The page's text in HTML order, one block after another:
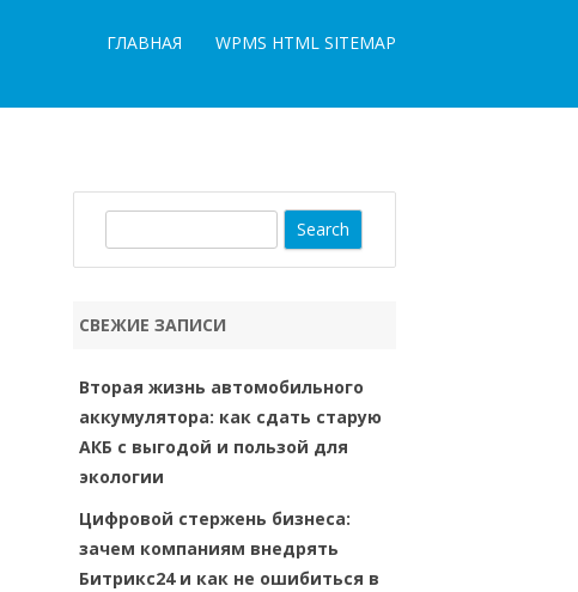
ГЛАВНАЯ WPMS HTML SITEMAP
СВЕЖИЕ ЗАПИСИ
Вторая жизнь автомобильного
аккумулятора: как сдать старую
АКБ с выгодой и пользой для
экологии
Цифровой стержень бизнеса:
зачем компаниям внедрять
Битрикс24 и как не ошибиться в